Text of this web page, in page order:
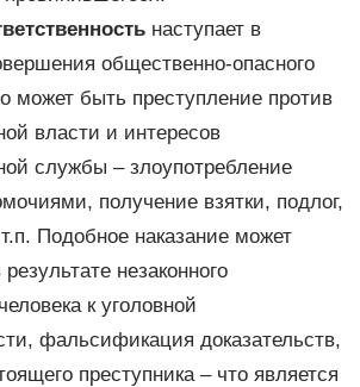
наступает в
общественно-опасного
может быть преступление против
власти и интересов
службы – злоупотребление
получение взятки, подлог,
Подобное наказание может
незаконного
к уголовной
фальсификация доказательств,
преступника – что является